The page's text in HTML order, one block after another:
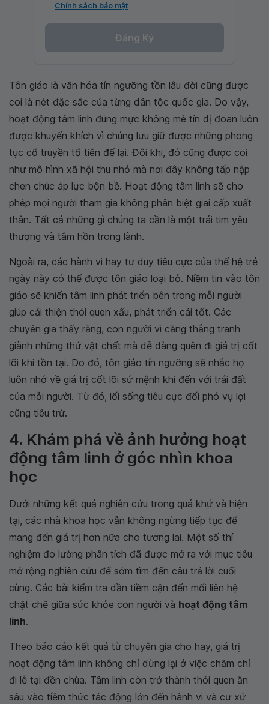
Chính sách bảo mật
Đăng Ký
Tôn giáo là văn hóa tín ngưỡng tồn lâu đời cũng được
coi là nét đặc sắc của từng dân tộc quốc gia. Do vậy,
hoạt động tâm linh đúng mực không mê tín dị đoan luôn
được khuyến khích vì chúng lưu giữ được những phong
tục cổ truyền tổ tiên để lại. Đôi khi, đó cũng được coi
như mô hình xã hội thu nhỏ mà nơi đây không tấp nập
chen chúc áp lực bộn bề. Hoạt động tâm linh sẽ cho
phép mọi người tham gia không phân biệt giai cấp xuất
thân. Tất cả những gì chúng ta cần là một trái tim yêu
thương và tâm hồn trong lành.
Ngoài ra, các hành vi hay tư duy tiêu cực của thế hệ trẻ
ngày này có thể được tôn giáo loại bỏ. Niềm tin vào tôn
giáo sẽ khiến tâm linh phát triển bên trong mỗi người
giúp cải thiện thói quen xấu, phát triển cái tốt. Các
chuyên gia thấy rằng, con người vì căng thẳng tranh
giành những thứ vật chất mà dễ dàng quên đi giá trị cốt
lõi khi tồn tại. Do đó, tôn giáo tín ngưỡng sẽ nhắc họ
luôn nhớ về giá trị cốt lõi sứ mệnh khi đến với trái đất
của mỗi người. Từ đó, lối sống tiêu cực đối phó vụ lợi
cũng tiêu trừ.
4. Khám phá về ảnh hưởng hoạt
động tâm linh ở góc nhìn khoa
học
Dưới những kết quả nghiên cứu trong quá khứ và hiện
tại, các nhà khoa học vẫn không ngừng tiếp tục để
mang đến giá trị hơn nữa cho tương lai. Một số thí
nghiệm đo lường phân tích đã được mở ra với mục tiêu
mở rộng nghiên cứu để sớm tìm đến câu trả lời cuối
cùng. Các bài kiểm tra dần tiềm cận đến mối liên hệ
chặt chẽ giữa sức khỏe con người và hoạt động tâm
linh.
Theo báo cáo kết quả từ chuyên gia cho hay, giá trị
hoạt động tâm linh không chỉ dừng lại ở việc chăm chỉ
đi lễ tại đền chùa. Tâm linh còn trở thành thói quen ăn
sâu vào tiềm thức tác động lớn đến hành vi và cư xử